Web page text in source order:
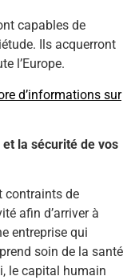
capables de
Ils acquerront
l’Europe.
d’informations sur
la sécurité de vos
contraints de
afin d’arriver à
entreprise qui
soin de la santé
le capital humain